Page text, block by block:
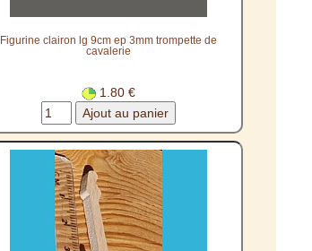
Figurine clairon lg 9cm ep 3mm trompette de
cavalerie
1.80 €